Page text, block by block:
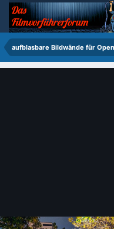
aufblasbare Bildwände für